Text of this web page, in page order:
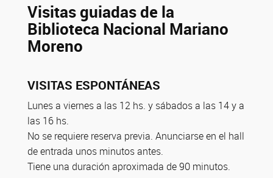
Visitas guiadas de la
Biblioteca Nacional Mariano
Moreno
VISITAS ESPONTÁNEAS
Lunes a viernes a las 12 hs. y sábados a las 14 y a
las 16 hs.
No se requiere reserva previa. Anunciarse en el hall
de entrada unos minutos antes.
Tiene una duración aproximada de 90 minutos.